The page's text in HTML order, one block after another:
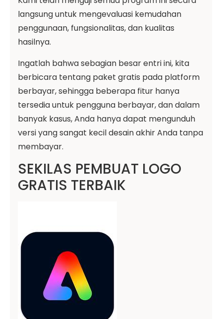
langsung untuk mengevaluasi kemudahan
penggunaan, fungsionalitas, dan kualitas
hasilnya.
Ingatlah bahwa sebagian besar entri ini, kita
berbicara tentang paket gratis pada platform
berbayar, sehingga beberapa fitur hanya
tersedia untuk pengguna berbayar, dan dalam
banyak kasus, Anda hanya dapat mengunduh
versi yang sangat kecil desain akhir Anda tanpa
membayar.
SEKILAS PEMBUAT LOGO
GRATIS TERBAIK